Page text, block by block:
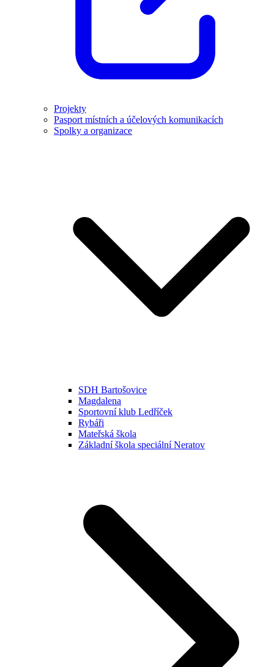
Projekty
Pasport místních a účelových komunikacích
Spolky a organizace
SDH Bartošovice
Magdalena
Sportovní klub Ledříček
Rybáři
Mateřská škola
Základní škola speciální Neratov